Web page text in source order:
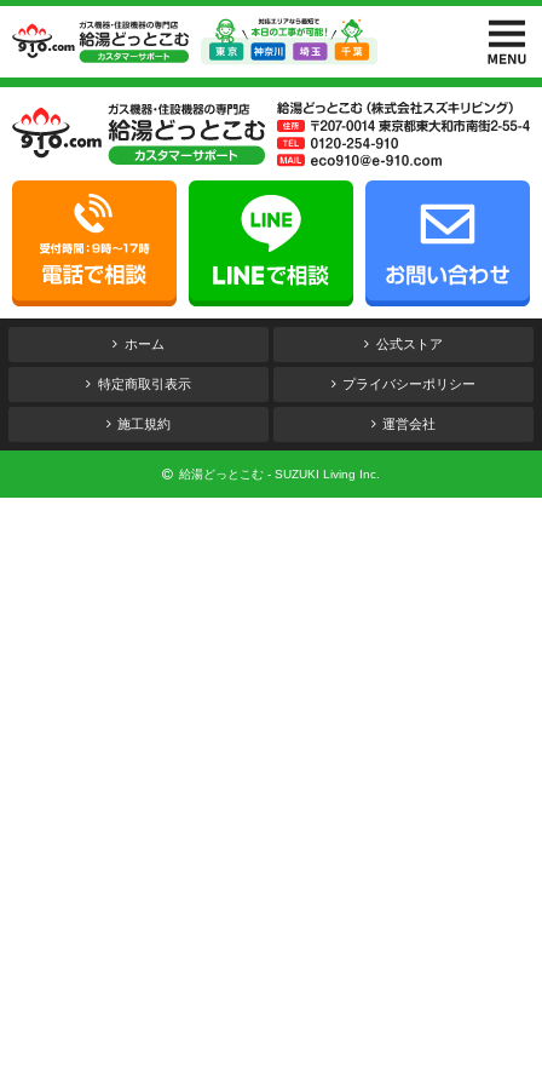
ホーム 公式ストア
特定商取引表示 プライバシーポリシー
施工規約 運営会社
給湯どっとこむ - SUZUKI Living Inc.